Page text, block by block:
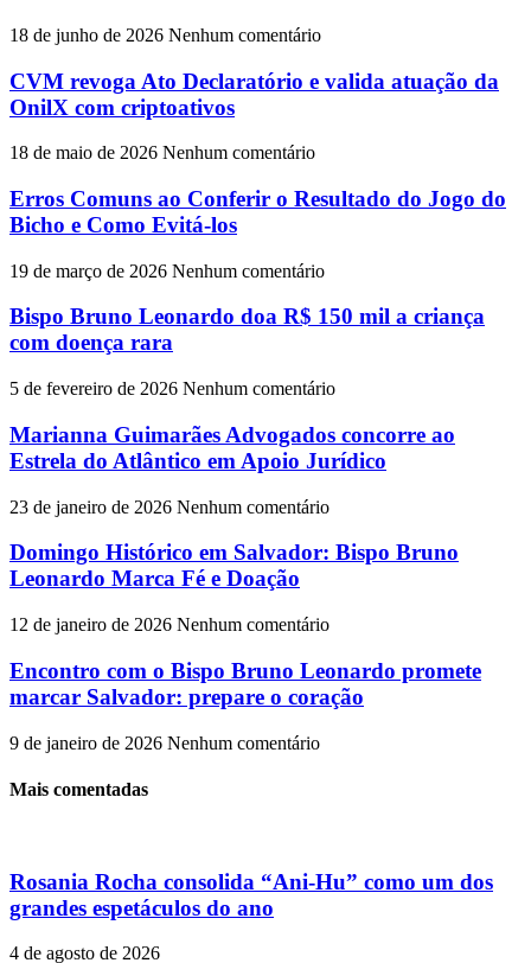
18 de junho de 2026 Nenhum comentário
CVM revoga Ato Declaratório e valida atuação da
OnilX com criptoativos
18 de maio de 2026 Nenhum comentário
Erros Comuns ao Conferir o Resultado do Jogo do
Bicho e Como Evitá-los
19 de março de 2026 Nenhum comentário
Bispo Bruno Leonardo doa R$ 150 mil a criança
com doença rara
5 de fevereiro de 2026 Nenhum comentário
Marianna Guimarães Advogados concorre ao
Estrela do Atlântico em Apoio Jurídico
23 de janeiro de 2026 Nenhum comentário
Domingo Histórico em Salvador: Bispo Bruno
Leonardo Marca Fé e Doação
12 de janeiro de 2026 Nenhum comentário
Encontro com o Bispo Bruno Leonardo promete
marcar Salvador: prepare o coração
9 de janeiro de 2026 Nenhum comentário
Mais comentadas
Rosania Rocha consolida “Ani-Hu” como um dos
grandes espetáculos do ano
4 de agosto de 2026